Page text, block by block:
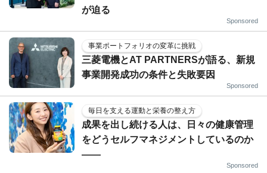
が迫る
Sponsored
事業ポートフォリオの変革に挑戦
三菱電機とAT PARTNERSが語る、新規
事業開発成功の条件と失敗要因
Sponsored
毎日を支える運動と栄養の整え方
成果を出し続ける人は、日々の健康管理
をどうセルフマネジメントしているのか
——
Sponsored